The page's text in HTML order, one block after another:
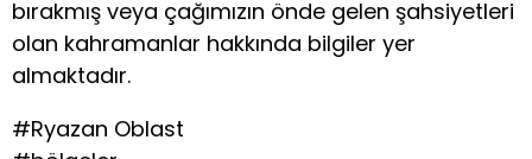
bırakmış veya çağımızın önde gelen şahsiyetleri
olan kahramanlar hakkında bilgiler yer
almaktadır.
#Ryazan Oblast